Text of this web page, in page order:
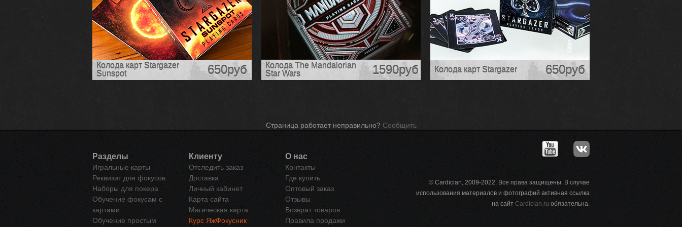
Колода карт Stargazer
Sunspot
650руб
Колода The Mandalorian
Star Wars
1590руб Колода карт Stargazer 650руб
Страница работает неправильно? Сообщить
Разделы
Игральные карты
Реквизит для фокусов
Наборы для покера
Обучение фокусам с
картами
Обучение простым
Клиенту
Отследить заказ
Доставка
Личный кабинет
Карта сайта
Магическая карта
Курс ЯжФокусник
О нас
Контакты
Где купить
Оптовый заказ
Отзывы
Возврат товаров
Правила продажи
© Cardician, 2009-2022. Все права защищены. В случае
использования материалов и фотографий активная ссылка
на сайт Cardician.ru обязательна.